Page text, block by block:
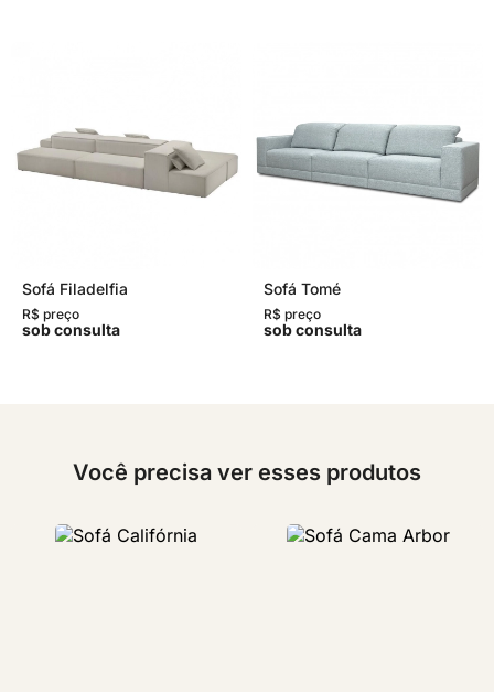
Sofá Filadelfia
R$ preço
sob consulta
Sofá Tomé
R$ preço
sob consulta
Você precisa ver esses produtos